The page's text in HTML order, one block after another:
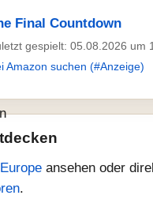
Final Countdown
gespielt: 05.08.2026 um
Amazon suchen (#Anzeige)
Europe ansehen oder
.